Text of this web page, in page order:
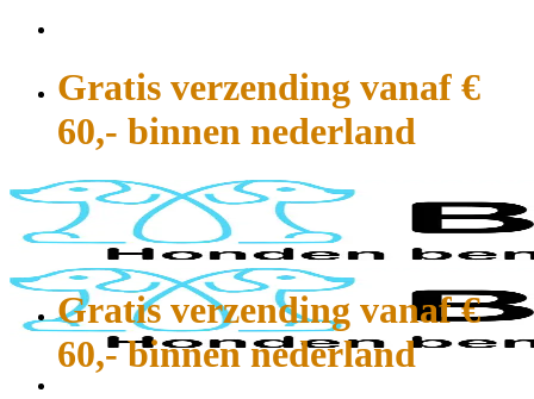
Gratis verzending vanaf €
60,- binnen nederland
Gratis verzending vanaf €
60,- binnen nederland